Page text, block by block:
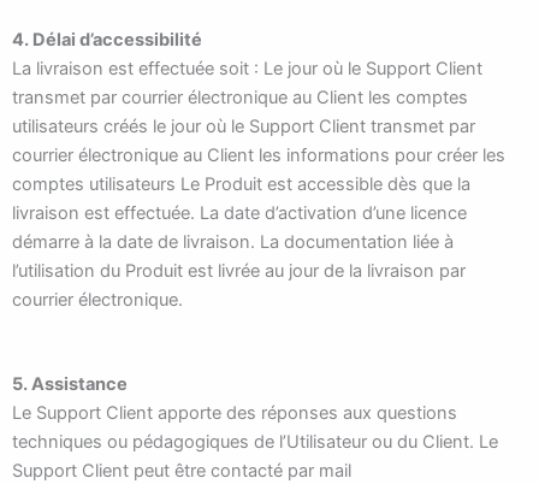
4. Délai d’accessibilité
La livraison est effectuée soit : Le jour où le Support Client
transmet par courrier électronique au Client les comptes
utilisateurs créés le jour où le Support Client transmet par
courrier électronique au Client les informations pour créer les
comptes utilisateurs Le Produit est accessible dès que la
livraison est effectuée. La date d’activation d’une licence
démarre à la date de livraison. La documentation liée à
l’utilisation du Produit est livrée au jour de la livraison par
courrier électronique.
5. Assistance
Le Support Client apporte des réponses aux questions
techniques ou pédagogiques de l’Utilisateur ou du Client. Le
Support Client peut être contacté par mail